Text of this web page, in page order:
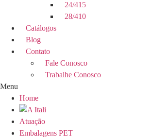
24/415
28/410
Catálogos
Blog
Contato
Fale Conosco
Trabalhe Conosco
Menu
Home
Atuação
Embalagens PET